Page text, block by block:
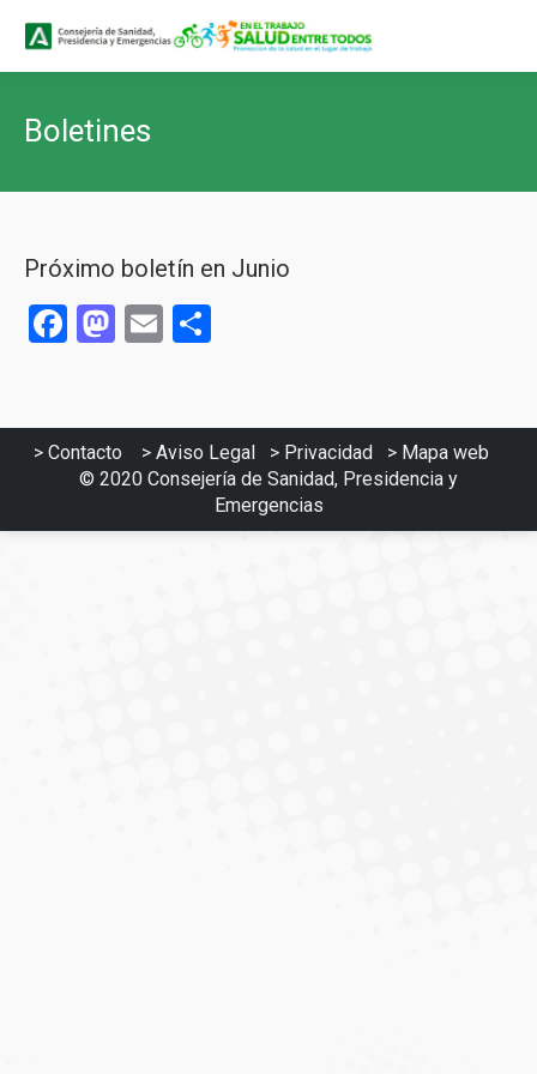
Boletines
Próximo boletín en Junio
Facebook
Mastodon
Email
> Contacto > Aviso Legal > Privacidad > Mapa web
© 2020 Consejería de Sanidad, Presidencia y
Emergencias